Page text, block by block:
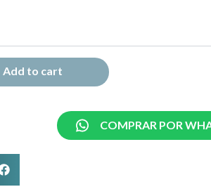
Add to cart
COMPRAR POR